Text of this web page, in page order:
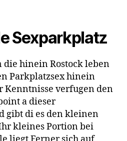
Sexparkplatz
hinein Rostock leben
Parkplatzsex hinein
Kenntnisse verfugen den
a dieser
gibt di es den kleinen
kleines Portion bei